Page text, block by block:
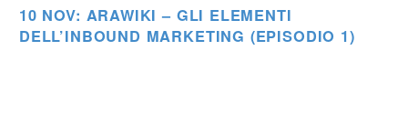
10 NOV: ARAWIKI – GLI ELEMENTI
DELL’INBOUND MARKETING (EPISODIO 1)